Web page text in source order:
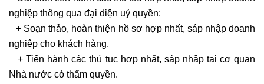
nghiệp thông qua đại diện uỷ quyền:
+ Soạn thảo, hoàn thiện hồ sơ hợp nhất, sáp nhập doanh
nghiệp cho khách hàng.
+ Tiến hành các thủ tục hợp nhất, sáp nhập tại cơ quan
Nhà nước có thẩm quyền.